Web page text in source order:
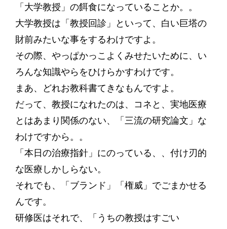
「大学教授」の餌食になっていることか。。
大学教授は「教授回診」といって、白い巨塔の
財前みたいな事をするわけですよ。
その際、やっぱかっこよくみせたいために、い
ろんな知識やらをひけらかすわけです。
まあ、どれお教科書てきなもんですよ。
だって、教授になれたのは、コネと、実地医療
とはあまり関係のない、「三流の研究論文」な
わけですから。。
「本日の治療指針」にのっている、、付け刃的
な医療しかしらない。
それでも、「ブランド」「権威」でごまかせる
んです。
研修医はそれで、「うちの教授はすごい